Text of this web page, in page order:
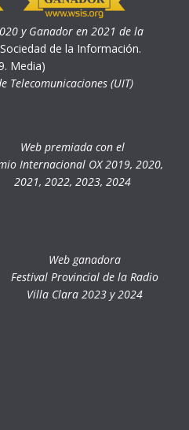
y Ganador en 2021 de la
de la Información.
Media)
Telecomunicaciones (UIT)
Web premiada con el
Internacional OX 2019, 2020,
2021, 2022, 2023, 2024
Web ganadora
Festival Provincial de la Radio
Villa Clara 2023 y 2024